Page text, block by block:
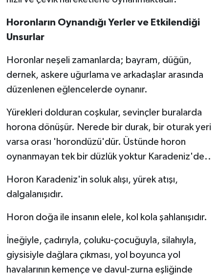
Horonların Oynandığı Yerler ve Etkilendiği
Unsurlar
Horonlar neşeli zamanlarda; bayram, düğün,
dernek, askere uğurlama ve arkadaşlar arasında
düzenlenen eğlencelerde oynanır.
Yürekleri dolduran coşkular, sevinçler buralarda
horona dönüşür. Nerede bir durak, bir oturak yeri
varsa orası 'horondüzü'dür. Üstünde horon
oynanmayan tek bir düzlük yoktur Karadeniz'de..
Horon Karadeniz'in soluk alışı, yürek atışı,
dalgalanışıdır.
Horon doğa ile insanın elele, kol kola şahlanışıdır.
İneğiyle, çadırıyla, çoluku-çocuğuyla, silahıyla,
giysisiyle dağlara çıkması, yol boyunca yol
havalarının kemençe ve davul-zurna eşliğinde